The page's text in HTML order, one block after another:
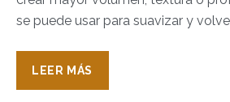
se puede usar para suavizar y
LEER MÁS